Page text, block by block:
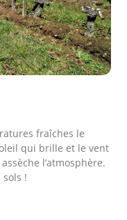
fraîches le
qui brille et le vent
l’atmosphère.
!